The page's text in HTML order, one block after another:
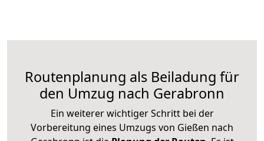
Routenplanung als Beiladung für
den Umzug nach Gerabronn
Ein weiterer wichtiger Schritt bei der
Vorbereitung eines Umzugs von Gießen nach